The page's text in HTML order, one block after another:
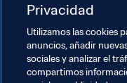
Derechos humanos y
contra la
Salud y atención
Iniciativas educativas
Privacidad
Utilizamos las cookies
anuncios, añadir
sociales y analizar el
compartimos